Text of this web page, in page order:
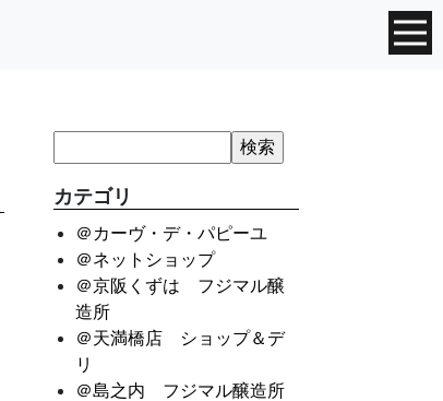
カテゴリ
＠カーヴ・デ・パピーユ
＠ネットショップ
＠京阪くずは フジマル醸
造所
＠天満橋店 ショップ＆デ
リ
＠島之内 フジマル醸造所